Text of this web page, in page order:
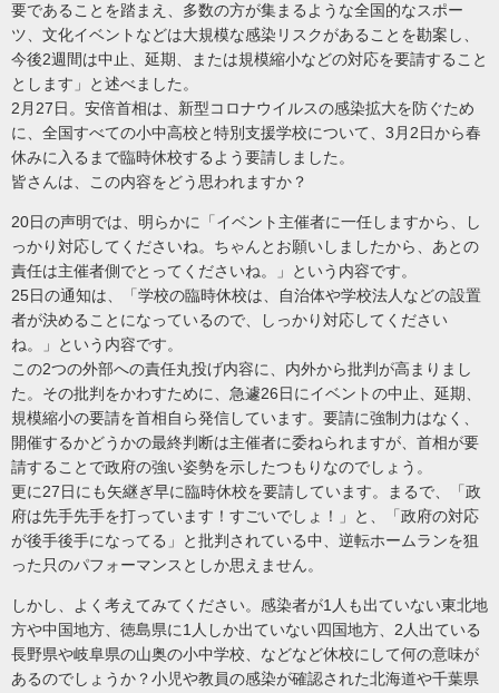
要であることを踏まえ、多数の方が集まるような全国的なスポー
ツ、文化イベントなどは大規模な感染リスクがあることを勘案し、
今後2週間は中止、延期、または規模縮小などの対応を要請すること
とします」と述べました。
2月27日。安倍首相は、新型コロナウイルスの感染拡大を防ぐため
に、全国すべての小中高校と特別支援学校について、3月2日から春
休みに入るまで臨時休校するよう要請しました。
皆さんは、この内容をどう思われますか？
20日の声明では、明らかに「イベント主催者に一任しますから、し
っかり対応してくださいね。ちゃんとお願いしましたから、あとの
責任は主催者側でとってくださいね。」という内容です。
25日の通知は、「学校の臨時休校は、自治体や学校法人などの設置
者が決めることになっているので、しっかり対応してください
ね。」という内容です。
この2つの外部への責任丸投げ内容に、内外から批判が高まりまし
た。その批判をかわすために、急遽26日にイベントの中止、延期、
規模縮小の要請を首相自ら発信しています。要請に強制力はなく、
開催するかどうかの最終判断は主催者に委ねられますが、首相が要
請することで政府の強い姿勢を示したつもりなのでしょう。
更に27日にも矢継ぎ早に臨時休校を要請しています。まるで、「政
府は先手先手を打っています！すごいでしょ！」と、「政府の対応
が後手後手になってる」と批判されている中、逆転ホームランを狙
った只のパフォーマンスとしか思えません。
しかし、よく考えてみてください。感染者が1人も出ていない東北地
方や中国地方、徳島県に1人しか出ていない四国地方、2人出ている
長野県や岐阜県の山奥の小中学校、などなど休校にして何の意味が
あるのでしょうか？小児や教員の感染が確認された北海道や千葉県